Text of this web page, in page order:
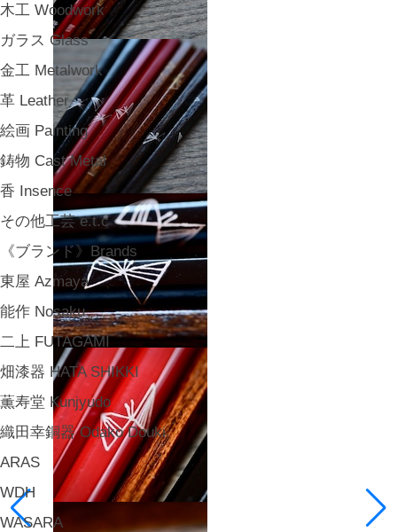
木工 Woodwork
ガラス Glass
金工 Metalwork
革 Leather
絵画 Painting
鋳物 Cast Metal
香 Insence
その他工芸 e.t.c
《ブランド》Brands
東屋 Azmaya
能作 Nosaku
二上 FUTAGAMI
畑漆器 HATA SHIKKI
薫寿堂 Kunjyudo
織田幸銅器 Odako Douki
ARAS
WDH
WASARA